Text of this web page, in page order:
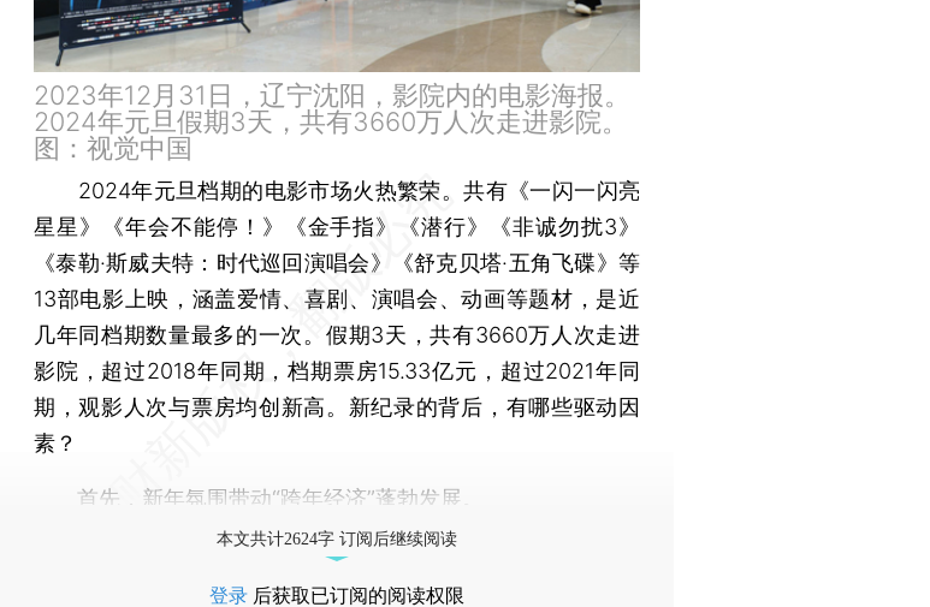
2023年12月31日，辽宁沈阳，影院内的电影海报。
2024年元旦假期3天，共有3660万人次走进影院。
图：视觉中国
2024年元旦档期的电影市场火热繁荣。共有《一闪一闪亮
星星》《年会不能停！》《金手指》《潜行》《非诚勿扰3》
《泰勒·斯威夫特：时代巡回演唱会》《舒克贝塔·五角飞碟》等
13部电影上映，涵盖爱情、喜剧、演唱会、动画等题材，是近
几年同档期数量最多的一次。假期3天，共有3660万人次走进
影院，超过2018年同期，档期票房15.33亿元，超过2021年同
期，观影人次与票房均创新高。新纪录的背后，有哪些驱动因
素？
首先，新年氛围带动“跨年经济”蓬勃发展。
本文共计2624字 订阅后继续阅读
登录 后获取已订阅的阅读权限